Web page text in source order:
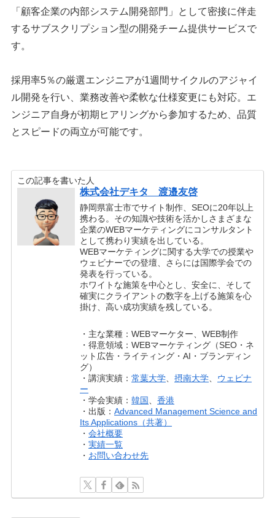
「顧客企業の内部システム開発部門」として密接に伴走
するサブスクリプション型の開発チーム提供サービスで
す。
採用率5％の厳選エンジニアが1週間サイクルのアジャイ
ル開発を行い、業務改善や柔軟な仕様変更にも対応。エ
ンジニア自身が初期ヒアリングから参加するため、品質
とスピードの両立が可能です。
この記事を書いた人
株式会社デキタ 渡邉友啓
静岡県富士市でサイト制作、SEOに20年以上
携わる。その知識や技術を活かしさまざまな
企業のWEBマーケティングにコンサルタント
として携わり実績を出している。
WEBマーケティングに関する大学での授業や
ウェビナーでの登壇、さらには国際学会での
発表を行っている。
ホワイトな施策を中心とし、安全に、そして
確実にクライアントの数字を上げる施策を心
掛け、高い成功実績を残している。
・主な業種：WEBマーケター、WEB制作
・得意領域：WEBマーケティング（SEO・ネ
ット広告・ライティング・AI・ブランディン
グ）
・講演実績：常葉大学 、摂南大学
ウェビナ
ー
・学会実績：韓国 、香港
・出版：Advanced Management Science and
Its Applications（共著）
・会社概要
・実績一覧
・ お問い合わせ先